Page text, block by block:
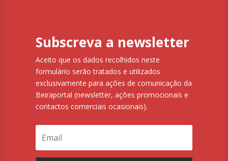
Subscreva a newsletter
Aceito que os dados recolhidos neste
formulário serão tratados e utilizados
exclusivamente para ações de comunicação da
Beiraportal (newsletter, ações promocionais e
contactos comerciais ocasionais).